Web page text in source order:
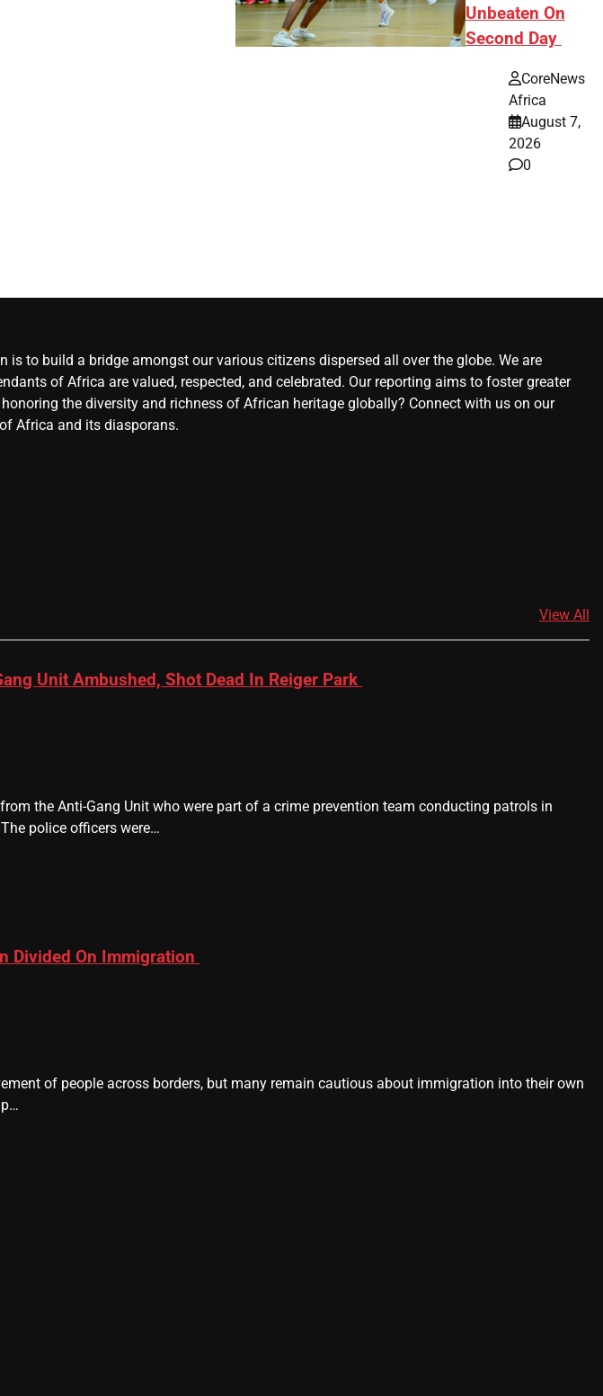
Unbeaten On
Second Day
CoreNews
Africa
August 7,
2026
0
to build a bridge amongst our various citizens dispersed all over the globe. We are
of Africa are valued, respected, and celebrated. Our reporting aims to foster greater
the diversity and richness of African heritage globally? Connect with us on our
Africa and its diasporans.
View All
Unit Ambushed, Shot Dead In Reiger Park
the Anti-Gang Unit who were part of a crime prevention team conducting patrols in
police officers were…
Divided On Immigration
of people across borders, but many remain cautious about immigration into their own